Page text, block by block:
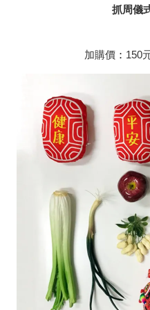
抓周儀
加購價： 150